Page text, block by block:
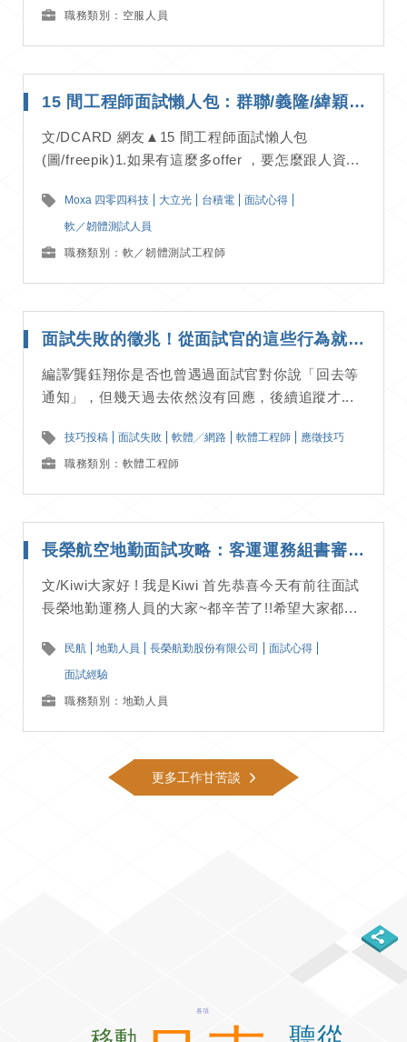
職務類別：空服人員
15 間工程師面試懶人包：群聯/義隆/緯穎/大立光/群創/台積電等精華整理｜面試經驗分享
文/DCARD 網友▲15 間工程師面試懶人包
(圖/freepik)1.如果有這麼多offer ，要怎麼跟人資...
Moxa 四零四科技 大立光 台積電 面試心得
軟／韌體測試人員
職務類別：軟／韌體測試工程師
面試失敗的徵兆！從面試官的這些行為就能看出他們對你無感｜ 應徵技巧分享
編譯∕龔鈺翔你是否也曾遇過面試官對你說「回去等
通知」，但幾天過去依然沒有回應，後續追蹤才...
技巧投稿 面試失敗 軟體╱網路 軟體工程師 應徵技巧
職務類別：軟體工程師
長榮航空地勤面試攻略：客運運務組書審、面試流程詳解｜面試經驗分享
文/Kiwi大家好 ! 我是Kiwi 首先恭喜今天有前往面試
長榮地勤運務人員的大家~都辛苦了!!希望大家都...
民航 地勤人員 長榮航勤股份有限公司 面試心得
面試經驗
職務類別：地勤人員
更多工作甘苦談
各項